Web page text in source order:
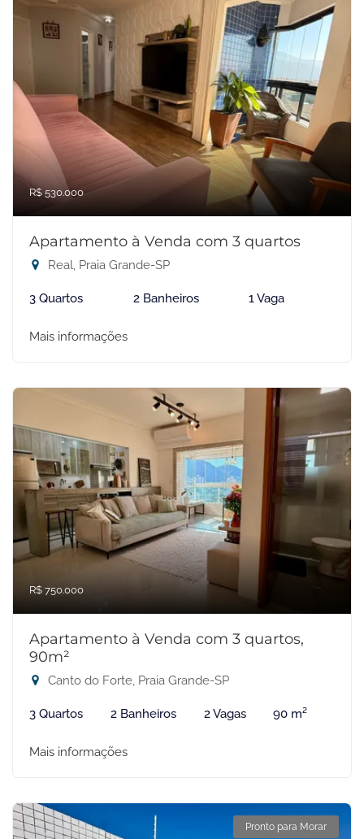
R$ 530.000
Apartamento à Venda com 3 quartos
Real, Praia Grande-SP
3 Quartos 2 Banheiros 1 Vaga
Mais informações
R$ 750.000
Apartamento à Venda com 3 quartos,
90m²
Canto do Forte, Praia Grande-SP
3 Quartos 2 Banheiros 2 Vagas 90 m²
Mais informações
Pronto para Morar